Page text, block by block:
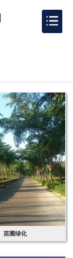
苗圃绿化